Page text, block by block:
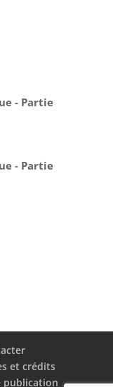
- Partie
- Partie
et crédits
publication